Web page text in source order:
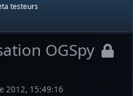
testeurs
OGSpy
2012, 15:49:16